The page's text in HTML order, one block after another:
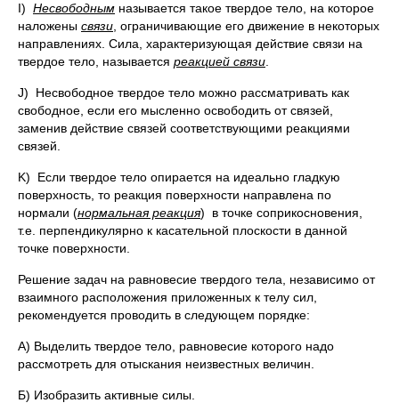
I) Несвободным называется такое твердое тело, на которое
наложены связи , ограничивающие его движение в некоторых
направлениях. Сила, характеризующая действие связи на
твердое тело, называется реакцией связи
J) Несвободное твердое тело можно рассматривать как
свободное, если его мысленно освободить от связей,
заменив действие связей соответствующими реакциями
связей.
K) Если твердое тело опирается на идеально гладкую
поверхность, то реакция поверхности направлена по
нормали (нормальная реакция) в точке соприкосновения,
т.е. перпендикулярно к касательной плоскости в данной
точке поверхности.
Решение задач на равновесие твердого тела, независимо от
взаимного расположения приложенных к телу сил,
рекомендуется проводить в следующем порядке:
А) Выделить твердое тело, равновесие которого надо
рассмотреть для отыскания неизвестных величин.
Б) Изобразить активные силы.